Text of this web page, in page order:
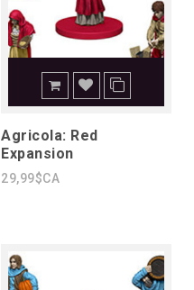
Agricola: Red
Expansion
29,99$CA